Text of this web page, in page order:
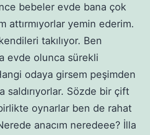
bebeler evde bana çok
attırmıyorlar yemin ederim.
takılıyor. Ben
evde olunca sürekli
odaya girsem peşimden
saldırıyorlar. Sözde bir çift
oynarlar ben de rahat
anacım neredeee? İlla